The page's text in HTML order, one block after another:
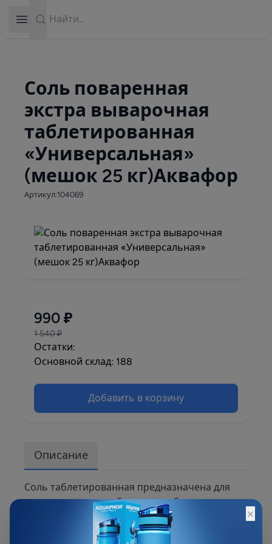
Open sidebar
Соль поваренная
экстра выварочная
таблетированная
«Универсальная»
(мешок 25 кг)Аквафор
Артикул:104069
990 ₽
1 540 ₽
Остатки:
Основной склад: 188
Добавить в корзину
Описание
Соль таблетированная предназначена для
восстановления работы ионообменных смол
в системах умягчения и подготовки воды для
технологических, технических и бытовых
×